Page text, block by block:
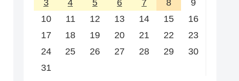
3
4 5 6 7 8
9
10
11 12 13 14 15
16
17
18 19 20 21 22
23
24
25 26 27 28 29
30
31